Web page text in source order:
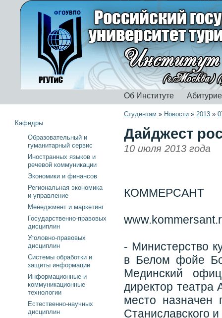
Об Институте
Студентам » Новости » 2013 »
Дайджест
10 июля 2013 года
КОММЕРСАНТ
- Министерство
в Белом фойе
Мединский
директор театра
место назначен
Станиславского
Кафедры
Образовательный и
гуманитарный сервис
Иностранных языков и
речевой коммуникации
Экономики и финансов
Региональная экономика
и управление
Менеджмент и маркетинг
Государственно-правовых
дисциплин
Уголовно-правовых
дисциплин
Системы обработки и
защиты информации
Информационные и
коммуникационные
технологии
Естественно-научных
дисциплин